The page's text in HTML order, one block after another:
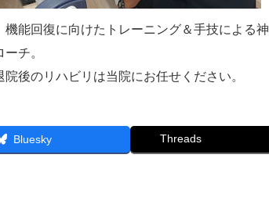
機能回復に向けた トレーニング＆手技による神
チ。
院後のリハビリは当院にお任せください。
Bluesky Threads